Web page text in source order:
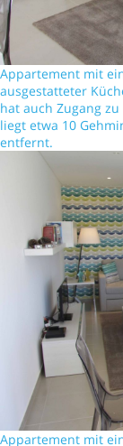
Appartement mit
ausgestatteter
hat auch Zugang
liegt etwa 10
entfernt.
Appartement mit